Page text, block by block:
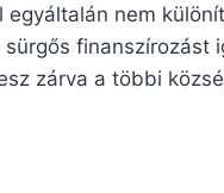
egyáltalán nem
zárva a többi